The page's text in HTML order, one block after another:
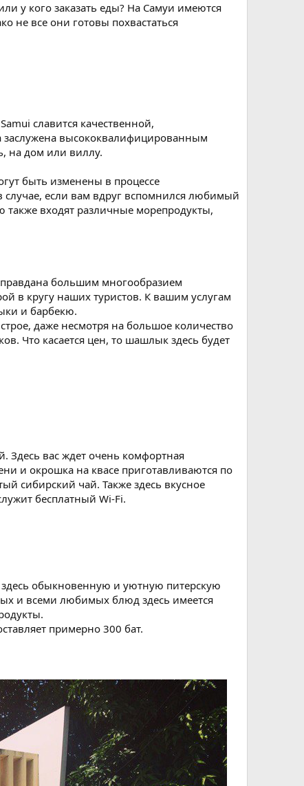
у кого заказать еды? На Самуи имеются
не все они готовы похвастаться
славится качественной,
заслужена высококвалифицированным
на дом или виллу.
быть изменены в процессе
случае, если вам вдруг вспомнился любимый
входят различные морепродукты,
большим многообразием
в кругу наших туристов. К вашим услугам
и барбекю.
даже несмотря на большое количество
Что касается цен, то шашлык здесь будет
Здесь вас ждет очень комфортная
и окрошка на квасе приготавливаются по
сибирский чай. Также здесь вкусное
бесплатный Wi-Fi.
обыкновенную и уютную питерскую
и всеми любимых блюд здесь имеется
примерно 300 бат.